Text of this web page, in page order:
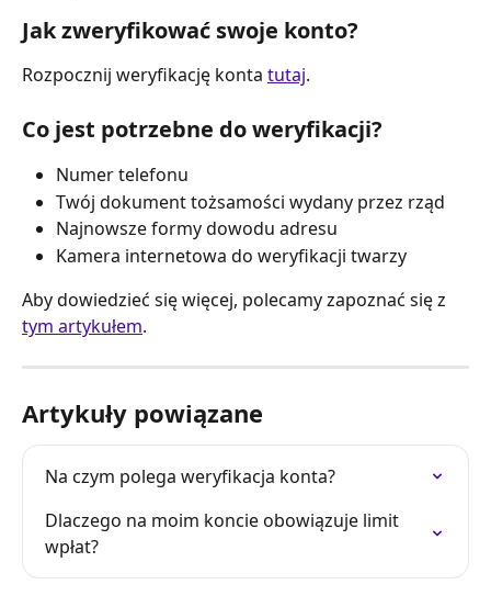
Jak zweryfikować swoje konto?
Rozpocznij weryfikację konta tutaj.
Co jest potrzebne do weryfikacji?
Numer telefonu
Twój dokument tożsamości wydany przez rząd
Najnowsze formy dowodu adresu
Kamera internetowa do weryfikacji twarzy
Aby dowiedzieć się więcej, polecamy zapoznać się z
tym artykułem.
Artykuły powiązane
Na czym polega weryfikacja konta?
Dlaczego na moim koncie obowiązuje limit
wpłat?